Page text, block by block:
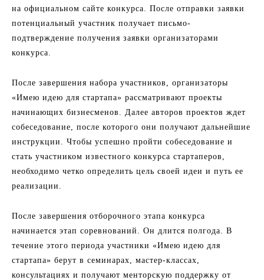
на официальном сайте конкурса. После отправки заявки
потенциальный участник получает письмо-
подтверждение получения заявки организаторами
конкурса.
После завершения набора участников, организаторы
«Имею идею для стартапа» рассматривают проекты
начинающих бизнесменов. Далее авторов проектов ждет
собеседование, после которого они получают дальнейшие
инструкции. Чтобы успешно пройти собеседование и
стать участником известного конкурса стартаперов,
необходимо четко определить цель своей идеи и путь ее
реализации.
После завершения отборочного этапа конкурса
начинается этап соревнований. Он длится полгода. В
течение этого периода участники «Имею идею для
стартапа» берут в семинарах, мастер-классах,
консультациях и получают менторскую поддержку от